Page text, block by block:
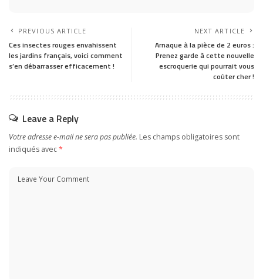
PREVIOUS ARTICLE
Ces insectes rouges envahissent
les jardins français, voici comment
s’en débarrasser efficacement !
NEXT ARTICLE
Arnaque à la pièce de 2 euros :
Prenez garde à cette nouvelle
escroquerie qui pourrait vous
coûter cher !
Leave a Reply
Votre adresse e-mail ne sera pas publiée. Les champs obligatoires sont
indiqués avec*